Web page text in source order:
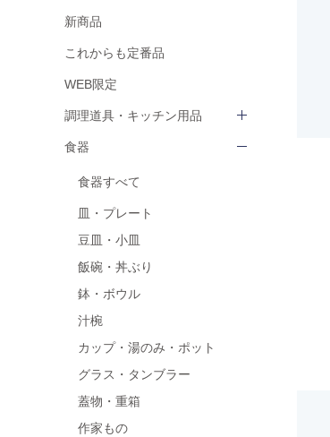
新商品
これからも定番品
WEB限定
調理道具・キッチン用品
食器
食器すべて
皿・プレート
豆皿・小皿
飯碗・丼ぶり
鉢・ボウル
汁椀
カップ・湯のみ・ポット
グラス・タンブラー
蓋物・重箱
作家もの